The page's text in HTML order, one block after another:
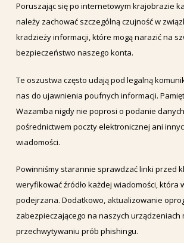
Poruszając się po internetowym krajobrazie
należy zachować szczególną czujność w
kradzieży informacji, które mogą narazić na
bezpieczeństwo naszego konta.
Te oszustwa często udają pod legalną
nas do ujawnienia poufnych informacji.
Wazamba nigdy nie poprosi o podanie
pośrednictwem poczty elektronicznej ani
wiadomości.
Powinniśmy starannie sprawdzać linki przed
weryfikować źródło każdej wiadomości, która
podejrzana. Dodatkowo, aktualizowanie
zabezpieczającego na naszych urządzeniach
przechwytywaniu prób phishingu.